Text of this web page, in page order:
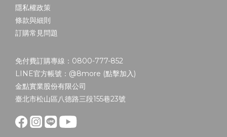
隱私權政策
條款與細則
訂購常見問題
免付費訂購專線：0800-777-852
LINE官方帳號：@8more (點擊加入)
金點實業股份有限公司
臺北市松山區八德路三段155巷23號